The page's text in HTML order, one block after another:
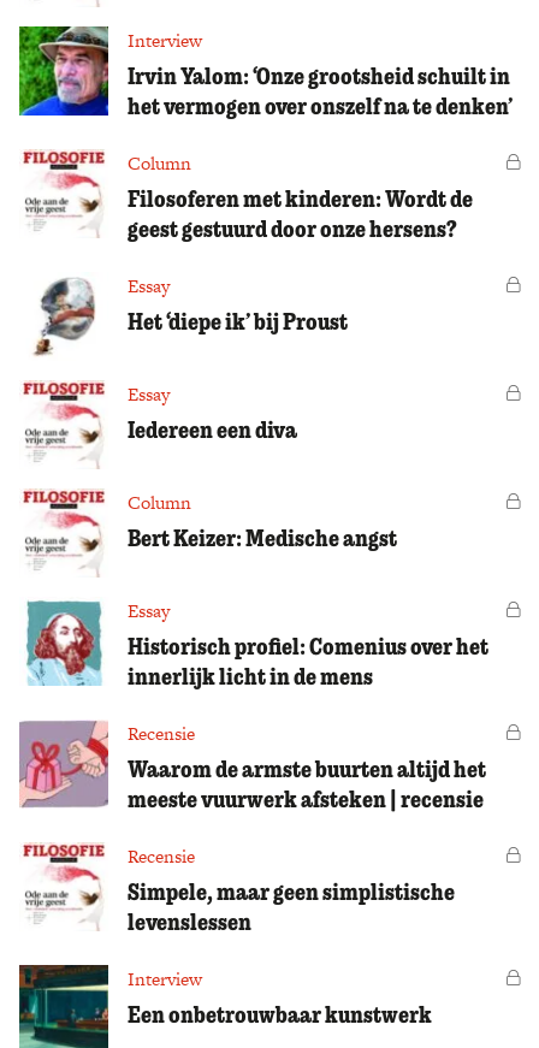
Interview
Irvin Yalom: ‘Onze grootsheid schuilt in
het vermogen over onszelf na te denken’
Column
Filosoferen met kinderen: Wordt de
geest gestuurd door onze hersens?
Essay
Het ‘diepe ik’ bij Proust
Essay
Iedereen een diva
Column
Bert Keizer: Medische angst
Essay
Historisch profiel: Comenius over het
innerlijk licht in de mens
Recensie
Waarom de armste buurten altijd het
meeste vuurwerk afsteken | recensie
Recensie
Simpele, maar geen simplistische
levenslessen
Interview
Een onbetrouwbaar kunstwerk